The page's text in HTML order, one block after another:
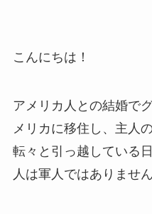
こんにちは！
アメリカ人との結婚で
メリカに移住し、主人
転々と引っ越している
人は軍人ではありませ